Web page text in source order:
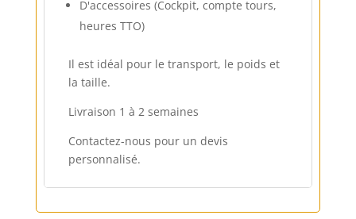
D'accessoires (Cockpit, compte tours,
heures TTO)
Il est idéal pour le transport, le poids et
la taille.
Livraison 1 à 2 semaines
Contactez-nous pour un devis
personnalisé.